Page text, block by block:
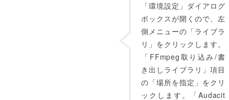
「環境設定」ダイアログ
ボックスが開くので、左
側メニューの「ライブラ
リ」をクリックします。
「FFmpeg取り込み/書
き出しライブラリ」項目
の「場所を指定」をクリ
ックします。「Audacit